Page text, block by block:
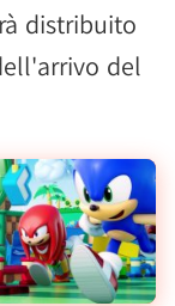
distribuito
del